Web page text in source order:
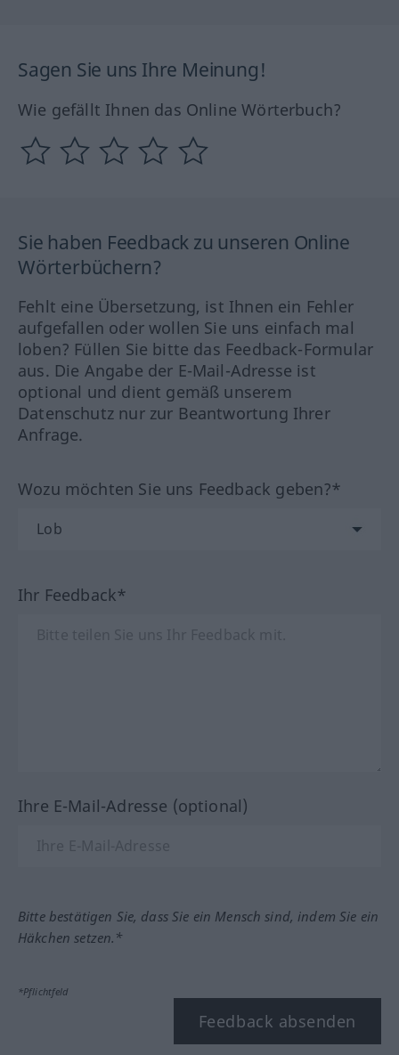
Sagen Sie uns Ihre Meinung!
Wie gefällt Ihnen das Online Wörterbuch?
Sie haben Feedback zu unseren Online
Wörterbüchern?
Fehlt eine Übersetzung, ist Ihnen ein Fehler
aufgefallen oder wollen Sie uns einfach mal
loben? Füllen Sie bitte das Feedback-Formular
aus. Die Angabe der E-Mail-Adresse ist
optional und dient gemäß unserem
Datenschutz nur zur Beantwortung Ihrer
Anfrage.
Wozu möchten Sie uns Feedback geben?*
Ihr Feedback*
Ihre E-Mail-Adresse (optional)
Bitte bestätigen Sie, dass Sie ein Mensch sind, indem Sie ein
Häkchen setzen.*
*Pflichtfeld
Feedback absenden